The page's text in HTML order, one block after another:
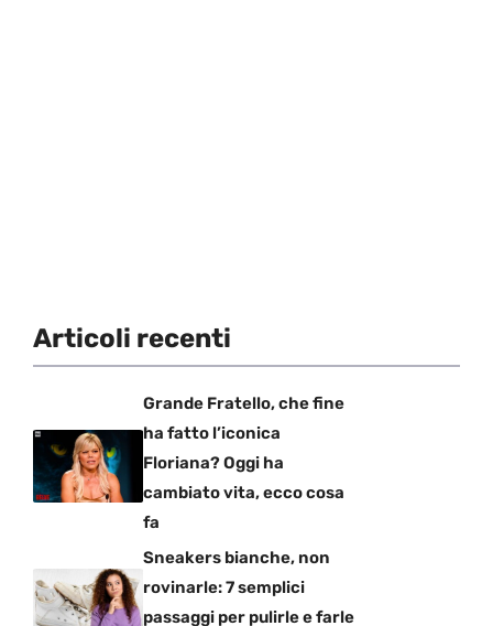
Articoli recenti
Grande Fratello, che fine
ha fatto l’iconica
Floriana? Oggi ha
cambiato vita, ecco cosa
fa
Sneakers bianche, non
rovinarle: 7 semplici
passaggi per pulirle e farle